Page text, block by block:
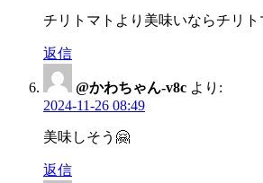
チリトマトより美味いならチリト
返信
@かわちゃん-v8c より:
2024-11-26 08:49
美味しそう🤗
返信